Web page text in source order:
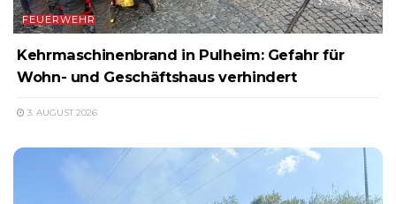
FEUERWEHR
Kehrmaschinenbrand in Pulheim: Gefahr für
Wohn- und Geschäftshaus verhindert
3. AUGUST 2026